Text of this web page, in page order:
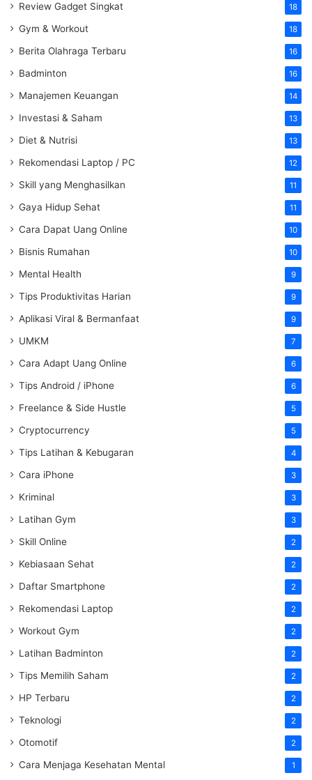
Review Gadget Singkat 18
Gym & Workout 18
Berita Olahraga Terbaru 16
Badminton 16
Manajemen Keuangan 14
Investasi & Saham 13
Diet & Nutrisi 13
Rekomendasi Laptop / PC 12
Skill yang Menghasilkan 11
Gaya Hidup Sehat 11
Cara Dapat Uang Online 10
Bisnis Rumahan 10
Mental Health 9
Tips Produktivitas Harian 9
Aplikasi Viral & Bermanfaat 9
UMKM 7
Cara Adapt Uang Online 6
Tips Android / iPhone 6
Freelance & Side Hustle 5
Cryptocurrency 5
Tips Latihan & Kebugaran 4
Cara iPhone 3
Kriminal 3
Latihan Gym 3
Skill Online 2
Kebiasaan Sehat 2
Daftar Smartphone 2
Rekomendasi Laptop 2
Workout Gym 2
Latihan Badminton 2
Tips Memilih Saham 2
HP Terbaru 2
Teknologi 2
Otomotif 2
Cara Menjaga Kesehatan Mental 1